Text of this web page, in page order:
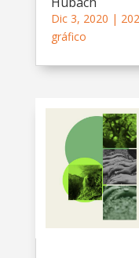
Dic 3, 2020 |
gráfico